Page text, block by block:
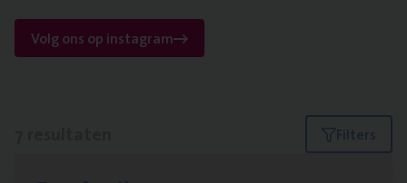
Volg ons op instagram
Filters